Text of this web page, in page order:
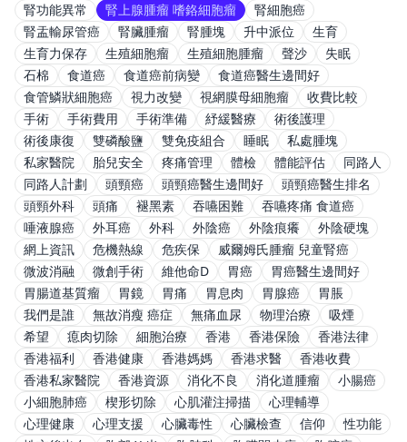
腎功能異常
腎上腺腫瘤 嗜鉻細胞瘤
腎細胞癌
腎盂輸尿管癌
腎臟腫瘤 腎腫塊 升中派位
生育
生育力保存
生殖細胞瘤 生殖細胞腫瘤 聲沙
失眠
石棉
食道癌 食道癌前病變
食道癌醫生邊間好
食管鱗狀細胞癌
視力改變 視網膜母細胞瘤
收費比較
手術
手術費用 手術準備 紓緩醫療
術後護理
術後康復
雙磷酸鹽 雙免疫組合 睡眠
私處腫塊
私家醫院
胎兒安全 疼痛管理 體檢 體能評估
同路人
同路人計劃
頭頸癌 頭頸癌醫生邊間好
頭頸癌醫生排名
頭頸外科
頭痛 褪黑素 吞嚥困難
吞嚥疼痛 食道癌
唾液腺癌
外耳癌 外科 外陰癌 外陰痕癢
外陰硬塊
網上資訊
危機熱線 危疾保
威爾姆氏腫瘤 兒童腎癌
微波消融
微創手術 維他命D 胃癌
胃癌醫生邊間好
胃腸道基質瘤
胃鏡 胃痛 胃息肉 胃腺癌
胃脹
我們是誰
無故消瘦 癌症 無痛血尿 物理治療
吸煙
希望
瘜肉切除 細胞治療 香港 香港保險
香港法律
香港福利
香港健康 香港媽媽 香港求醫
香港收費
香港私家醫院
香港資源 消化不良 消化道腫瘤
小腸癌
小細胞肺癌
楔形切除 心肌灌注掃描
心理輔導
心理健康
心理支援 心臟毒性 心臟檢查 信仰
性功能